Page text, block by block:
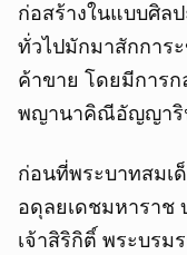
ก่อสร้างในแบบศิล
ทั่วไปมักมาสักการ
ค้าขาย โดยมีการ
พญานาคิณีอัญญาริ
ก่อนที่พระบาทสมเ
อดุลยเดชมหาราช
เจ้าสิริกิติ์ พระบร